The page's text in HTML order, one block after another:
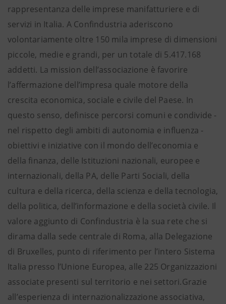
rappresentanza delle imprese manifatturiere e di
servizi in Italia. A Confindustria aderiscono
volontariamente oltre 150 mila imprese di dimensioni
piccole, medie e grandi, per un totale di 5.417.168
addetti. La mission dell’associazione è favorire
l’affermazione dell’impresa quale motore della
crescita economica, sociale e civile del Paese. In
questo senso, definisce percorsi comuni e condivide -
nel rispetto degli ambiti di autonomia e influenza -
obiettivi e iniziative con il mondo dell’economia e
della finanza, delle Istituzioni nazionali, europee e
internazionali, della PA, delle Parti Sociali, della
cultura e della ricerca, della scienza e della tecnologia,
della politica, dell’informazione e della società civile. Il
valore aggiunto di Confindustria è la sua rete che si
dirama dalla sede centrale di Roma, alla Delegazione
di Bruxelles, punto di riferimento per l’intero Sistema
Italia presso l’Unione Europea, alle 225 Organizzazioni
associate presenti sul territorio e nei settori.​Grazie
all’esperienza di internazionalizzazione associativa,